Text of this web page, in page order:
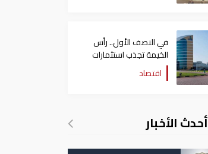
في النصف الأول.. رأس
الخيمة تجذب استثمارات
تتجاوز 771 مليون درهماقتصاد
أحدث الأخبار